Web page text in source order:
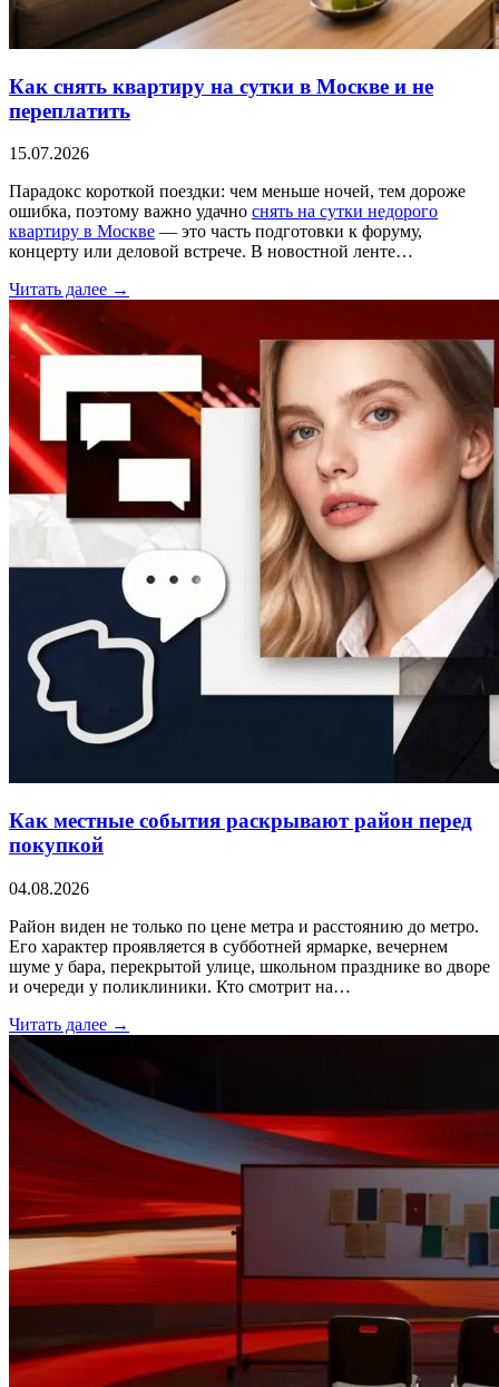
Как снять квартиру на сутки в Москве и не
переплатить
15.07.2026
Парадокс короткой поездки: чем меньше ночей, тем дороже
ошибка, поэтому важно удачно снять на сутки недорого
квартиру в Москве — это часть подготовки к форуму,
концерту или деловой встрече. В новостной ленте…
Читать далее →
Как местные события раскрывают район перед
покупкой
04.08.2026
Район виден не только по цене метра и расстоянию до метро.
Его характер проявляется в субботней ярмарке, вечернем
шуме у бара, перекрытой улице, школьном празднике во дворе
и очереди у поликлиники. Кто смотрит на…
Читать далее →